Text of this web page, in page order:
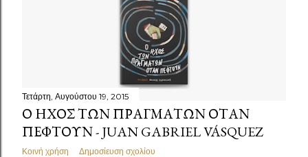
Τετάρτη, Αυγούστου 19, 2015
Ο ΉΧΟΣ ΤΩΝ ΠΡΑΓΜΆΤΩΝ ΌΤΑΝ
ΠΈΦΤΟΥΝ - JUAN GABRIEL VÁSQUEZ
Κοινή χρήση Δημοσίευση σχολίου